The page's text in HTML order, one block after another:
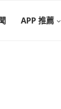
APP 推薦